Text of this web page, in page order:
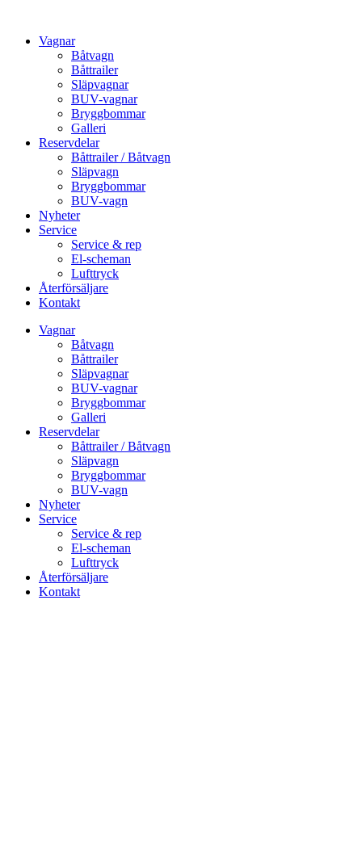
Vagnar
Båtvagn
Båttrailer
Släpvagnar
BUV-vagnar
Bryggbommar
Galleri
Reservdelar
Båttrailer / Båtvagn
Släpvagn
Bryggbommar
BUV-vagn
Nyheter
Service
Service & rep
El-scheman
Lufttryck
Återförsäljare
Kontakt
Vagnar
Båtvagn
Båttrailer
Släpvagnar
BUV-vagnar
Bryggbommar
Galleri
Reservdelar
Båttrailer / Båtvagn
Släpvagn
Bryggbommar
BUV-vagn
Nyheter
Service
Service & rep
El-scheman
Lufttryck
Återförsäljare
Kontakt